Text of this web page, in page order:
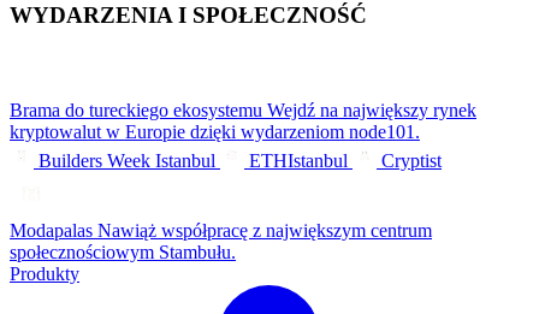
WYDARZENIA I SPOŁECZNOŚĆ
Brama do tureckiego ekosystemu Wejdź na największy rynek
kryptowalut w Europie dzięki wydarzeniom node101.
Builders Week Istanbul
ETHIstanbul Cryptist
Modapalas Nawiąż współpracę z największym centrum
społecznościowym Stambułu.
Produkty